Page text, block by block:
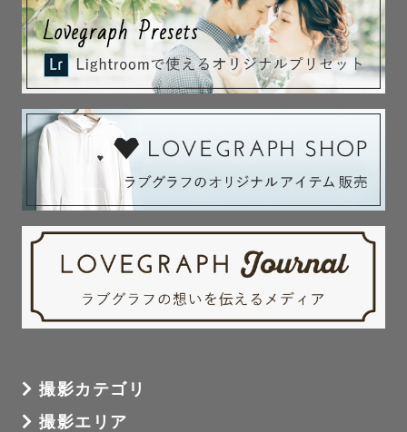
撮影カテゴリ
撮影エリア